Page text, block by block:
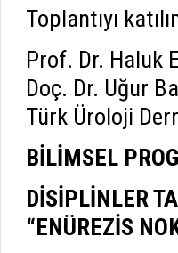
Toplantıyı
Prof.
Doç. Dr. Uğur
Türk Üroloji
BİLİMSEL
DİSİPLİNLER
“ENÜREZİS